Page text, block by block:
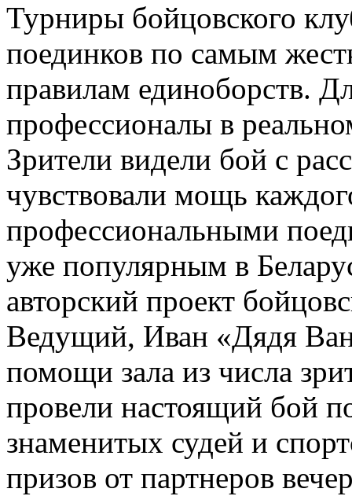
Турниры бойцовского
поединков по самым
правилам единоборств.
профессионалы в
Зрители видели бой с
чувствовали мощь
профессиональными
уже популярным в
авторский проект
Ведущий, Иван «Дядя
помощи зала из числа
провели настоящий бой
знаменитых судей и
призов от партнеров